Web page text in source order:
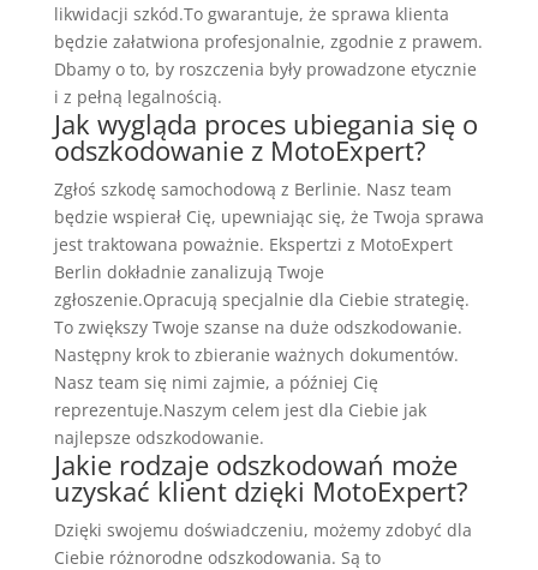
likwidacji szkód.To gwarantuje, że sprawa klienta
będzie załatwiona profesjonalnie, zgodnie z prawem.
Dbamy o to, by roszczenia były prowadzone etycznie
i z pełną legalnością.
Jak wygląda proces ubiegania się o
odszkodowanie z MotoExpert?
Zgłoś szkodę samochodową z Berlinie. Nasz team
będzie wspierał Cię, upewniając się, że Twoja sprawa
jest traktowana poważnie. Ekspertzi z MotoExpert
Berlin dokładnie zanalizują Twoje
zgłoszenie.Opracują specjalnie dla Ciebie strategię.
To zwiększy Twoje szanse na duże odszkodowanie.
Następny krok to zbieranie ważnych dokumentów.
Nasz team się nimi zajmie, a później Cię
reprezentuje.Naszym celem jest dla Ciebie jak
najlepsze odszkodowanie.
Jakie rodzaje odszkodowań może
uzyskać klient dzięki MotoExpert?
Dzięki swojemu doświadczeniu, możemy zdobyć dla
Ciebie różnorodne odszkodowania. Są to